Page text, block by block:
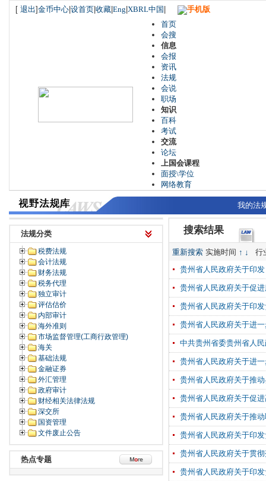
[ 退出]金币中心 设首页 收藏 Eng XBRL中国
手机版
首页
会搜
信息
会报
资讯
法规
会说
职场
知识
百科
考试
交流
论坛
上国会课程
面授\学位
网络教育
我的法
法规分类
税费法规
会计法规
财务法规
税务代理
独立审计
评估估价
内部审计
海外准则
市场监督管理(工商行政管理)
海关
基础法规
金融证券
外汇管理
政府审计
财经相关法律法规
深交所
国资管理
文件废止公告
热点专题
搜索结果
重新搜索 实施时间 ↑ ↓
行
贵州省人民政府关于印
贵州省人民政府关于促
贵州省人民政府关于印
贵州省人民政府关于进
中共贵州省委贵州省人
贵州省人民政府关于进
贵州省人民政府关于推
贵州省人民政府关于促
贵州省人民政府关于推
贵州省人民政府关于印
贵州省人民政府关于贯
贵州省人民政府关于印